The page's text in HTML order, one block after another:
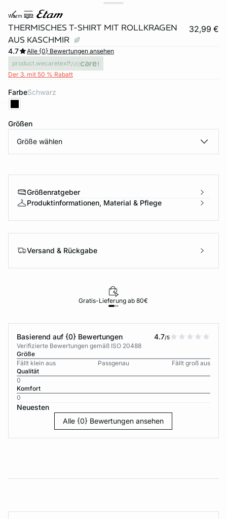
warm light
THERMISCHES T-SHIRT MIT ROLLKRAGEN
AUS KASCHMIR
32,99 €
4.7
Alle {0} Bewertungen ansehen
product.wecaretext
Der 3. mit 50 % Rabatt
Farbe schwarz
Größen
Größe wählen
Größenratgeber
Produktinformationen, Material & Pflege
Versand & Rückgabe
Gratis-Lieferung ab 80€
Basierend auf {0} Bewertungen 4.7/5
Verifizierte Bewertungen gemäß ISO 20488
Größe
Fällt klein aus
Passgenau
Fällt groß aus
Qualität
0
Komfort
0
Neuesten
Alle {0} Bewertungen ansehen